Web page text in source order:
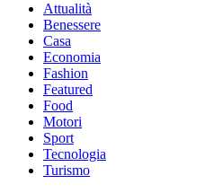
Attualità
Benessere
Casa
Economia
Fashion
Featured
Food
Motori
Sport
Tecnologia
Turismo